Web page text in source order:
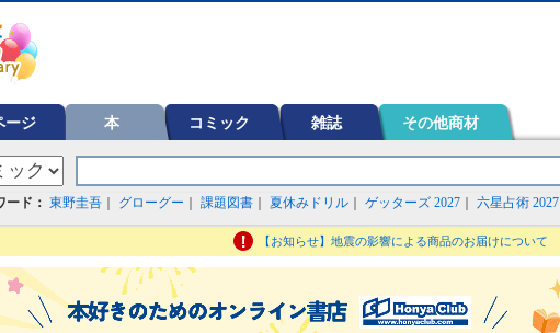
ージ 本 コミック 雑誌 その他商材
ード： 東野圭吾 グローグー 課題図書 夏休みドリル ゲッターズ 2027 六星占術 2027
【お知らせ】地震の影響による商品のお届けについて